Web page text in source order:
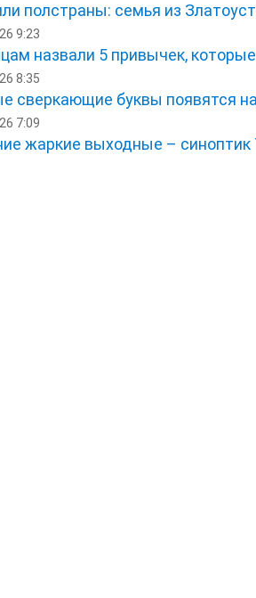
полстраны: семья из
9:23
назвали 5 привычек,
8:35
сверкающие буквы появятся
7:09
жаркие выходные – синоптик